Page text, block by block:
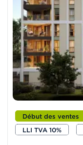
Début des ventes
LLI TVA 10%